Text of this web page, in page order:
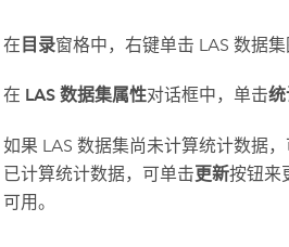
在 目录窗格中，右键单击 LAS 数据
在 LAS 数据集属性对话框中，单击
如果 LAS 数据集尚未计算统计数据
已计算统计数据，可单击更新按钮来
可用。